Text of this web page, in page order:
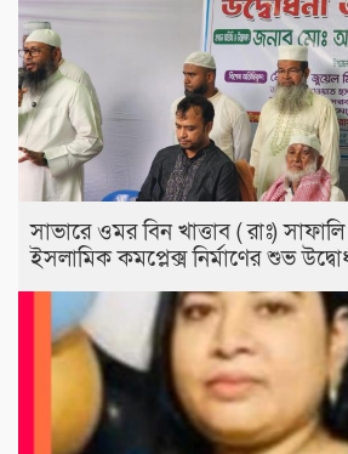
সাভারে ওমর বিন খাত্তাব ( রাঃ)
ইসলামিক কমপ্লেক্স নির্মাণের শুভ